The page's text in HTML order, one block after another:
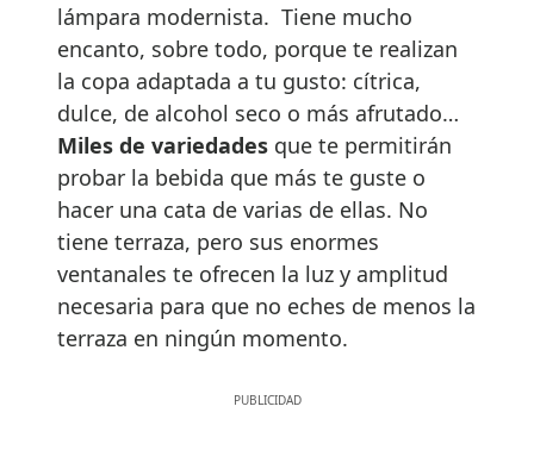
lámpara modernista. Tiene mucho
encanto, sobre todo, porque te realizan
la copa adaptada a tu gusto: cítrica,
dulce, de alcohol seco o más afrutado…
Miles de variedades que te permitirán
probar la bebida que más te guste o
hacer una cata de varias de ellas. No
tiene terraza, pero sus enormes
ventanales te ofrecen la luz y amplitud
necesaria para que no eches de menos la
terraza en ningún momento.